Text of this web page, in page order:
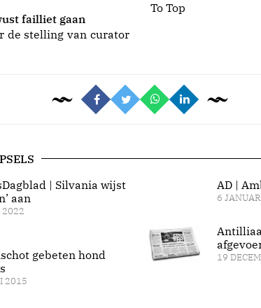
failliet gaan
de stelling van curator
To Top
| Silvania wijst
aan
2022
gebeten hond
2015
AD |
6
19